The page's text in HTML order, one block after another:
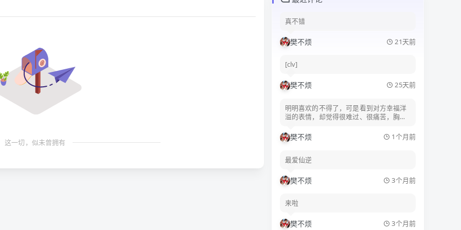
这一切，似未曾拥有
真不错
樊不烦 21天前
[clv]
樊不烦 25天前
明明喜欢的不得了，可是看到对方幸福洋
溢的表情，却觉得很难过、很痛苦，胸口
樊不烦 1个月前
最爱仙逆
樊不烦 3个月前
来啦
樊不烦 3个月前